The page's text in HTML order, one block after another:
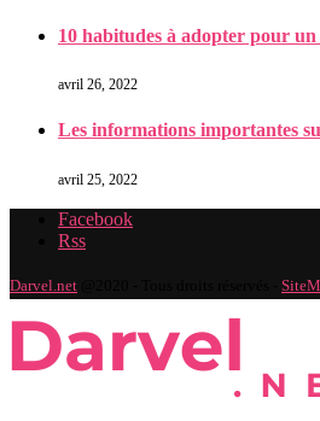
10 habitudes à adopter pour
avril 26, 2022
Les informations importantes
avril 25, 2022
Facebook
Rss
Darvel.net